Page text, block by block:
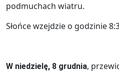
podmuchach wiatru.
Słońce wzejdzie o godzinie
W niedzielę, 8 grudnia,